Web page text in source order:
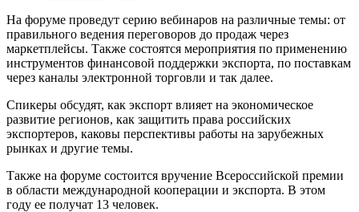
На форуме проведут серию вебинаров на различные темы: от
правильного ведения переговоров до продаж через
маркетплейсы. Также состоятся мероприятия по применению
инструментов финансовой поддержки экспорта, по поставкам
через каналы электронной торговли и так далее.
Спикеры обсудят, как экспорт влияет на экономическое
развитие регионов, как защитить права российских
экспортеров, каковы перспективы работы на зарубежных
рынках и другие темы.
Также на форуме состоится вручение Всероссийской премии
в области международной кооперации и экспорта. В этом
году ее получат 13 человек.